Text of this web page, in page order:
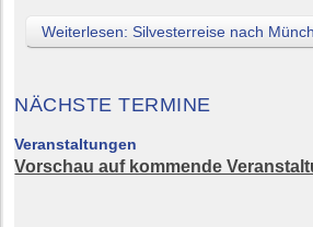
Weiterlesen: Silvesterreise nach
NÄCHSTE TERMINE
Veranstaltungen
Vorschau auf kommende